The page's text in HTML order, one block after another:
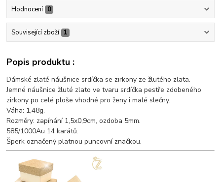
Hodnocení 0
Související zboží 1
Popis produktu :
Dámské zlaté náušnice srdíčka se zirkony ze žlutého zlata.
Jemné náušnice žluté zlato ve tvaru srdíčka pestře zdobeného
zirkony po celé ploše vhodné pro ženy i malé slečny.
Váha: 1,48g.
Rozměry: zapínání 1,5x0,9cm, ozdoba 5mm.
585/1000Au 14 karátů.
Šperk označený platnou puncovní značkou.